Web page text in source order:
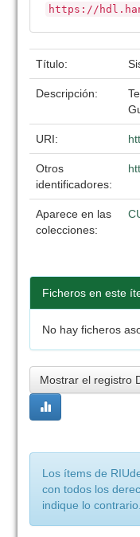
https://
Título:
Descripción:
URI:
Otros
identificadores:
Aparece en las
colecciones:
Ficheros en este
No hay ficheros
Mostrar el registro
Los ítems de
con todos los
indique lo contrario.